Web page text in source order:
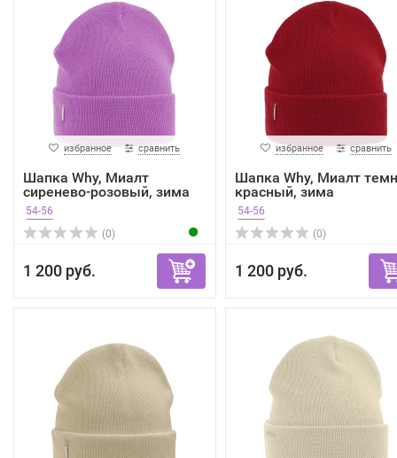
избранное сравнить
Шапка Why, Миалт
сиренево-розовый, зима
54-56
(0)
1 200 руб.
избранное сравнить
Шапка Why, Миалт
красный, зима
54-56
(0)
1 200 руб.